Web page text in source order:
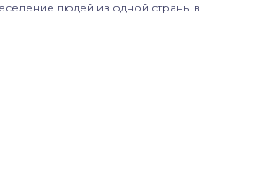
людей из одной страны в